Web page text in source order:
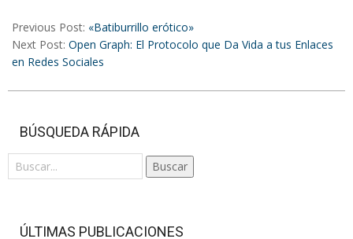
Alicante
12-
27
Previous Post: «Batiburrillo erótico»
Next Post: Open Graph: El Protocolo que Da Vida a tus Enlaces
en Redes Sociales
BÚSQUEDA RÁPIDA
Buscar
ÚLTIMAS PUBLICACIONES